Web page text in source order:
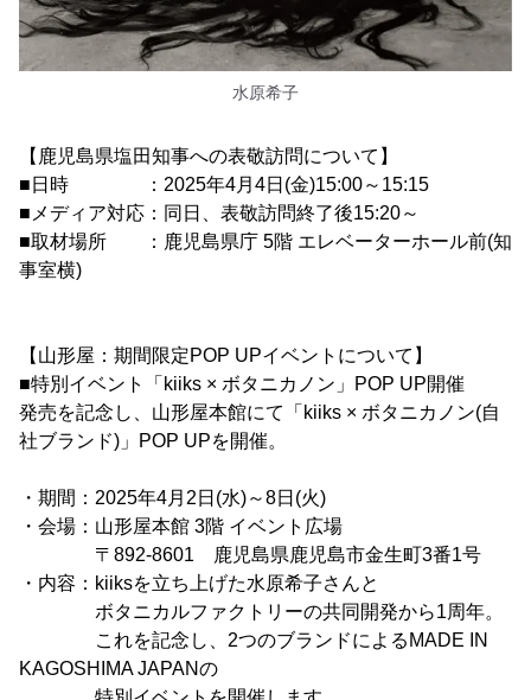
水原希子
【鹿児島県塩田知事への表敬訪問について】
■日時 ：2025年4月4日(金)15:00～15:15
■メディア対応：同日、表敬訪問終了後15:20～
■取材場所 ：鹿児島県庁 5階 エレベーターホール前(知
事室横)
【山形屋：期間限定POP UPイベントについて】
■特別イベント「kiiks × ボタニカノン」POP UP開催
発売を記念し、山形屋本館にて「kiiks × ボタニカノン(自
社ブランド)」POP UPを開催。
・期間：2025年4月2日(水)～8日(火)
・会場：山形屋本館 3階 イベント広場
〒892-8601 鹿児島県鹿児島市金生町3番1号
・内容：kiiksを立ち上げた水原希子さんと
ボタニカルファクトリーの共同開発から1周年。
これを記念し、2つのブランドによるMADE IN
KAGOSHIMA JAPANの